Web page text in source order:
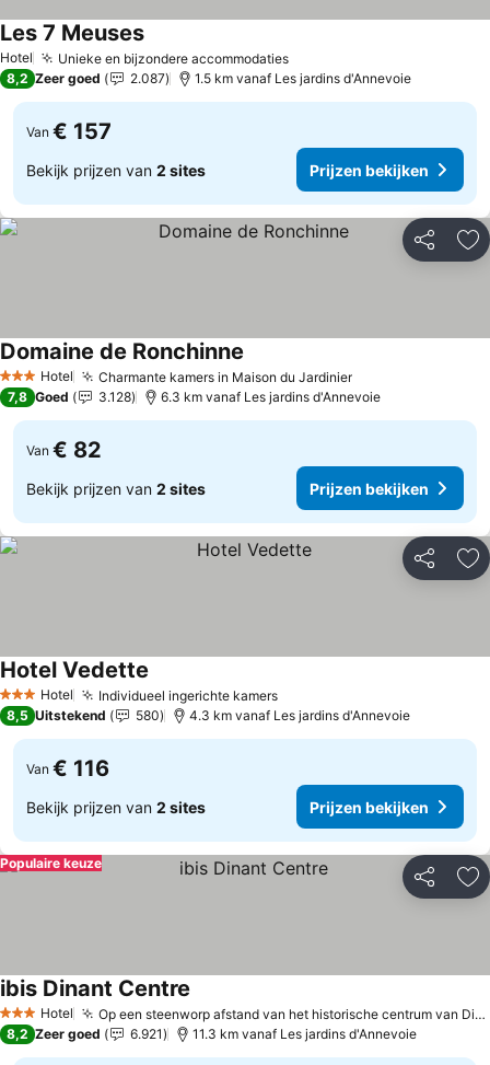
Hotel Unieke en bijzondere accommodatiesPrijzen bekijken
Les 7 MeusesPrijzen bekijken
8,2 Zeer goed 2.087 1.5 km vanaf Les jardins d'Annevoie
Van € 157
Bekijk prijzen van 2 sites Prijzen bekijken
Delen
3 SterrenHotel Charmante kamers in Maison du JardinierPrijzen bekijken
Domaine de Ronchinne
7,8 Goed 3.128 6.3 km vanaf Les jardins d'Annevoie
Van € 82
Bekijk prijzen van 2 sites Prijzen bekijken
Delen
3 SterrenHotel Individueel ingerichte kamersPrijzen bekijken
Hotel Vedette
8,5 Uitstekend 580 4.3 km vanaf Les jardins d'Annevoie
Van € 116
Bekijk prijzen van 2 sites Prijzen bekijken
Delen
Populaire keuze
3 SterrenHotel Op een steenworp afstand van het historische centrum van Dinant
ibis Dinant Centre
8,2 Zeer goed 6.921 11.3 km vanaf Les jardins d'Annevoie